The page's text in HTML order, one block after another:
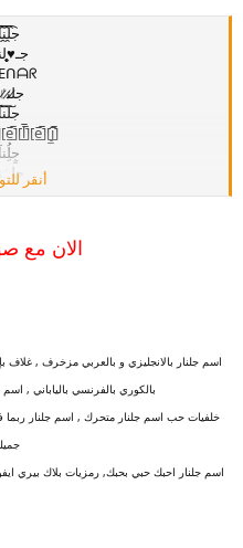
[̲̅j̲̅][̲̅e̲̅][̲̅l̲̅][̲̅e̲̅][̲̅n̲̅][̲̅a̲̅][̲̅r̲̅]
♥j♥e♥l♥e♥n♥a♥r
أنقر
الان مع
اسم جلنار بالانجليزي و بالعربي مزخرف , غلاف
بالكوري بالفرنسي بالياباني ,
خلفيات حب اسم جلنار متحرك , اسم جلنار ربما
اسم جلنار احبك حبي بحبك, رمزيات بلاك بيري